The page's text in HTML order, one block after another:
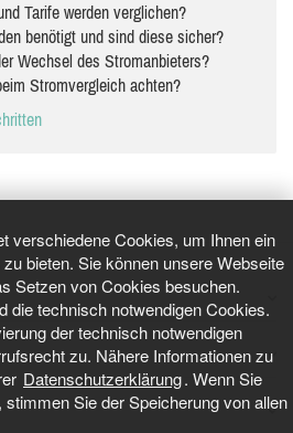
verschiedene Cookies, um Ihnen ein
bieten. Sie können unsere Webseite
Setzen von Cookies besuchen.
die technisch notwendigen Cookies.
der technisch notwendigen
zu. Nähere Informationen zu
Datenschutzerklärung. Wenn Sie
Sie der Speicherung von allen
Tarife werden verglichen?
benötigt und sind diese sicher?
Wechsel des Stromanbieters?
Stromvergleich achten?